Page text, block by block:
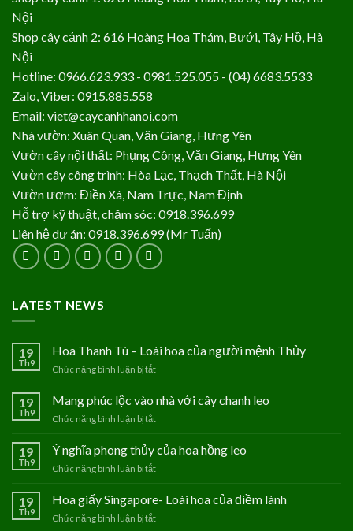
Nội
Shop cây cảnh 2: 616 Hoàng Hoa Thám, Bưởi, Tây Hồ, Hà
Nội
Hotline: 0966.623.933 - 0981.525.055 - (04) 6683.5533
Zalo, Viber: 0915.885.558
Email: viet@caycanhhanoi.com
Nhà vườn: Xuân Quan, Văn Giang, Hưng Yên
Vườn cây nội thất: Phụng Công, Văn Giang, Hưng Yên
Vườn cây công trình: Hòa Lạc, Thạch Thất, Hà Nội
Vườn ươm: Điền Xá, Nam Trực, Nam Định
Hỗ trợ kỹ thuật, chăm sóc: 0918.396.699
Liên hệ dự án: 0918.396.699 (Mr Tuấn)
LATEST NEWS
19
Th9
Hoa Thanh Tú – Loài hoa của người mệnh Thủy
Chức năng bình luận bị tắt
Thanh
hoa
Thủy
19
Th9
Mang phúc lộc vào nhà với cây chanh leo
Chức năng bình luận bị tắt
phúc
với
19
Th9
Ý nghĩa phong thủy của hoa hồng leo
Chức năng bình luận bị tắt
nghĩa
19
Th9
Hoa giấy Singapore- Loài hoa của điềm lành
Chức năng bình luận bị tắt